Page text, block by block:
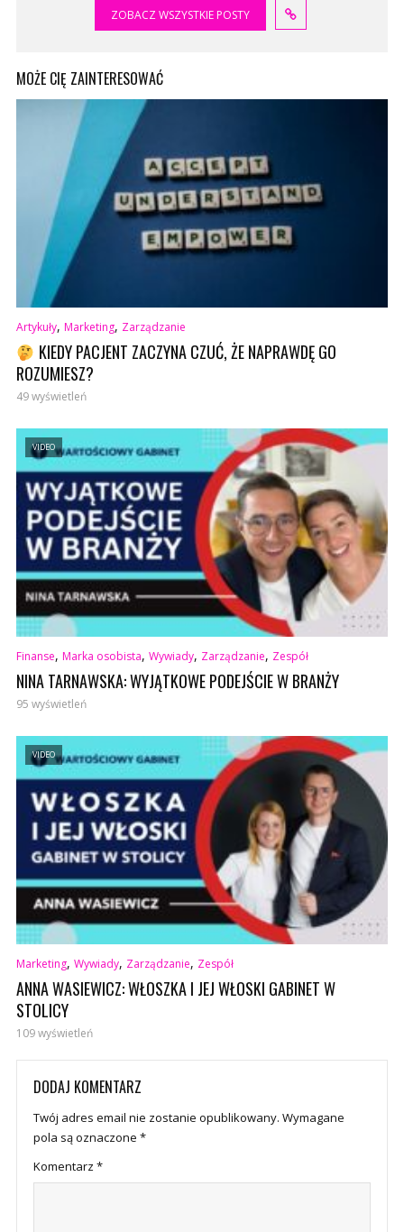
ZOBACZ WSZYSTKIE POSTY
MOŻE CIĘ ZAINTERESOWAĆ
Artykuły, Marketing, Zarządzanie
KIEDY PACJENT ZACZYNA CZUĆ, ŻE NAPRAWDĘ GO
ROZUMIESZ?
49 wyświetleń
VIDEO
Finanse, Marka osobista, Wywiady, Zarządzanie, Zespół
NINA TARNAWSKA: WYJĄTKOWE PODEJŚCIE W BRANŻY
95 wyświetleń
VIDEO
Marketing, Wywiady, Zarządzanie, Zespół
ANNA WASIEWICZ: WŁOSZKA I JEJ WŁOSKI GABINET W
STOLICY
109 wyświetleń
DODAJ KOMENTARZ
Twój adres email nie zostanie opublikowany. Wymagane
pola są oznaczone *
Komentarz *